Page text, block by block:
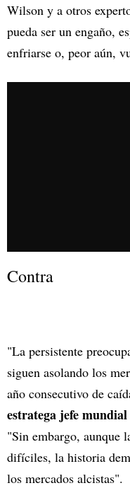
Wilson y a otros
pueda ser un engaño,
enfriarse o, peor aún,
Contra
"La persistente
siguen asolando los
año consecutivo de
estratega jefe
"Sin embargo, aunque
difíciles, la historia
los mercados alcistas".